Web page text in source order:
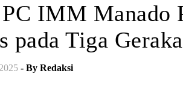
IMM Manado
pada Tiga
- By Redaksi